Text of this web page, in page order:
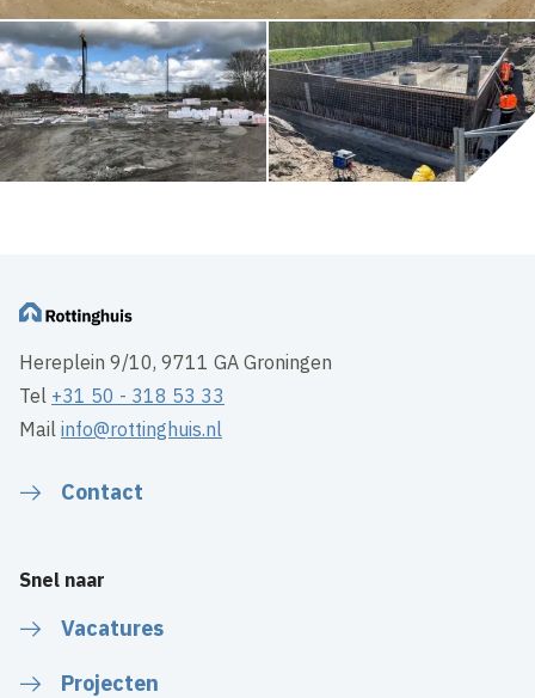
Hereplein 9/10, 9711 GA Groningen
Tel +31 50 - 318 53 33
Mailinfo@rottinghuis.nl
Contact
Snel naar
Vacatures
Projecten